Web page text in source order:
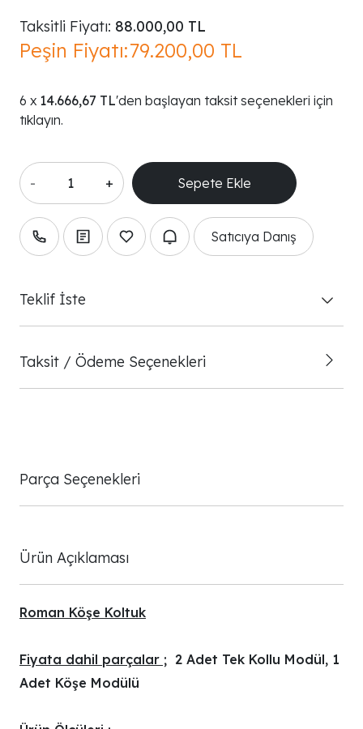
Taksitli Fiyatı: 88.000,00 TL
Peşin Fiyatı:79.200,00 TL
14.666,67 TL'den başlayan taksit seçenekleri için
tıklayın.
- +
Satıcıya Danış
Teklif İste
Taksit / Ödeme Seçenekleri
Parça Seçenekleri
Ürün Açıklaması
Roman Köşe Koltuk
Fiyata dahil parçalar ; 2 Adet Tek Kollu Modül, 1
Adet Köşe Modülü